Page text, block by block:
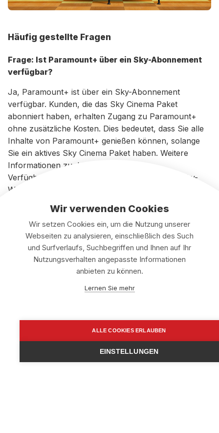
Paramount Plus jetzt kostenlos
kündigen
kündigen
Häufig gestellte Fragen
Frage: Ist Paramount+ über ein Sky-Abonnement
verfügbar?
Ja, Paramount+ ist über ein Sky-Abonnement
verfügbar. Kunden, die das Sky Cinema Paket
abonniert haben, erhalten Zugang zu Paramount+
ohne zusätzliche Kosten. Dies bedeutet, dass Sie alle
Inhalte von Paramount+ genießen können, solange
Sie ein aktives Sky Cinema Paket haben. Weitere
Informationen zu den Preisen und
Verfügbarkeitsbedingungen finden Sie auf der Sky-
Website.
Wie kann ich überprüfen, ob meine Kündigung
erfolgreich war?
Nach der Kündigung erhalten Sie eine Bestätigungs-E-
Mail von Paramount+. Sie können sich auch erneut
bei Ihrem Konto anmelden und den Status Ihres
Kann ich mein Paramount+ Abonnement nach
Wir verwenden Cookies
Wir setzen Cookies ein, um die Nutzung unserer
Webseiten zu analysieren, einschließlich des Such
und Surfverlaufs, Suchbegriffen und Ihnen auf Ihr
Nutzungsverhalten angepasste Informationen
anbieten zu können.
Lernen Sie mehr
ALLE COOKIES ERLAUBEN
EINSTELLUNGEN